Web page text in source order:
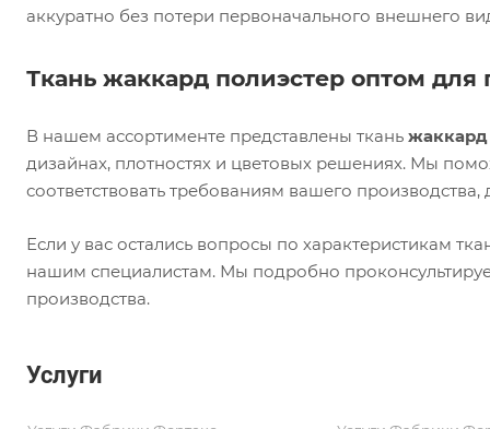
аккуратно без потери первоначального внешнего
Ткань жаккард полиэстер оптом для
В нашем ассортименте представлены ткань жаккард
дизайнах, плотностях и цветовых решениях. Мы
соответствовать требованиям вашего
Если у вас остались вопросы по характеристикам
нашим специалистам. Мы подробно
производства.
Услуги